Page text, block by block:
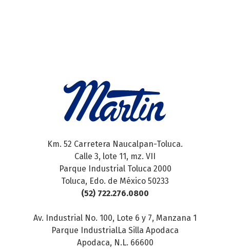
Km. 52 Carretera Naucalpan-Toluca.
Calle 3, lote 11, mz. VII
Parque Industrial Toluca 2000
Toluca, Edo. de México 50233
(52) 722.276.0800
Av. Industrial No. 100, Lote 6 y 7, Manzana 1
Parque IndustrialLa Silla Apodaca
Apodaca, N.L. 66600